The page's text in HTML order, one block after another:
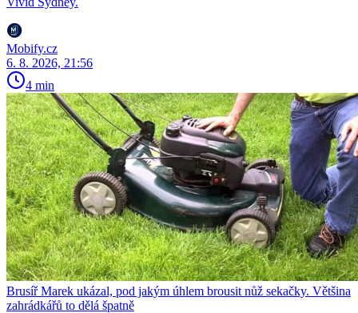
Mobify.cz
6. 8. 2026, 21:56
4 min
Brusíř Marek ukázal, pod jakým úhlem brousit nůž sekačky. Většina
zahrádkářů to dělá špatně